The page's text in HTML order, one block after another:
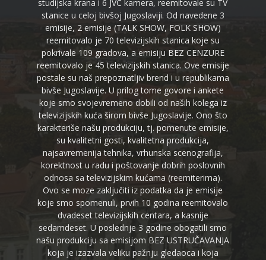
studijska krana i 6 JVC kamera, reemitovale su TV
stanice u celoj bivšoj Jugoslaviji. Od navedene 3
emisije, 2 emisije (TALK SHOW, FOLK SHOW)
reemitovalo je 70 televizijskih stanica koje su
pokrivale 109 gradova, a emisiju BEZ CENZURE
reemitovalo je 45 televizijskih stanica. Ove emisije
postale su naš prepoznatljiv brend i u republikama
bivše Jugoslavije. U prilog tome govore i ankete
koje smo svojevremeno dobili od naših kolega iz
televizijskih kuća širom bivše Jugoslavije. Ono što
karakteriše našu produkciju, tj. pomenute emisije,
su kvalitetni gosti, kvalitetna produkcija,
najsavremenija tehnika, vrhunska scenografija,
korektnost u radu i poštovanje dobrih poslovnih
odnosa sa televizijskim kućama (reemiterima).
Ovo se moze zaključiti iz podatka da je emisije
koje smo spomenuli, prvih 10 godina reemitovalo
dvadeset televizijskih centara, a kasnije
sedamdeset. U poslednje 3 godine obogatili smo
našu produkciju sa emisijom BEZ USTRUČAVANJA
koja je izazvala veliku pažnju gledaoca i koja